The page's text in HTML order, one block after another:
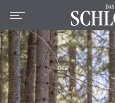
DE
Home
L'hotel
Chambres et prix
Offres